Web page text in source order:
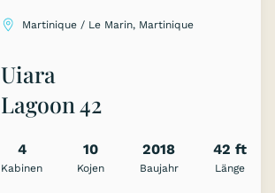
Martinique / Le Marin, Martinique
Uiara
Lagoon 42
4
Kabinen
10
Kojen
2018
Baujahr
42 ft
Länge